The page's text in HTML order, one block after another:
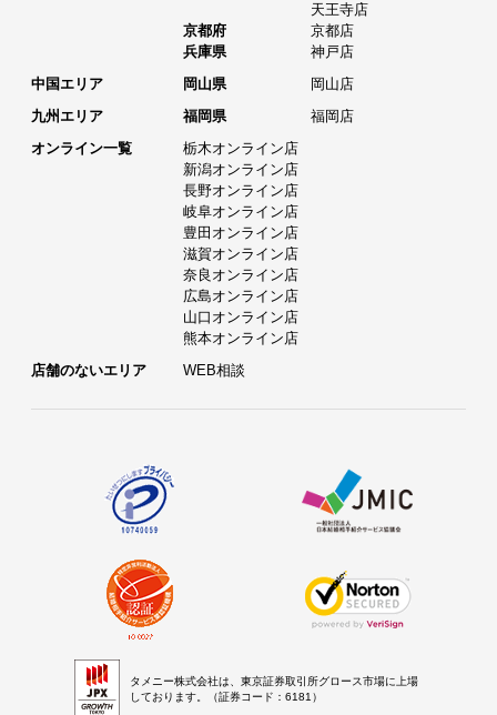
天王寺店
京都府
京都店
兵庫県
神戸店
中国エリア
岡山県
岡山店
九州エリア
福岡県
福岡店
オンライン一覧
栃木オンライン店
新潟オンライン店
長野オンライン店
岐阜オンライン店
豊田オンライン店
滋賀オンライン店
奈良オンライン店
広島オンライン店
山口オンライン店
熊本オンライン店
店舗のないエリア
WEB相談
タメニー株式会社は、東京証券取引所グロース市場に上場
しております。（証券コード：6181）